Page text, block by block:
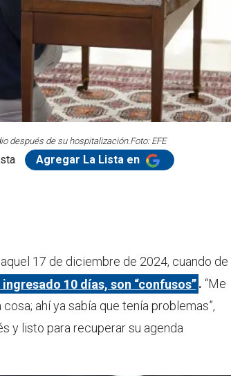
después de su hospitalización.Foto: EFE
Agregar La Lista en
17 de diciembre de 2024, cuando de
10 días, son “confusos” . “Me
ahí ya sabía que tenía problemas”,
y listo para recuperar su agenda